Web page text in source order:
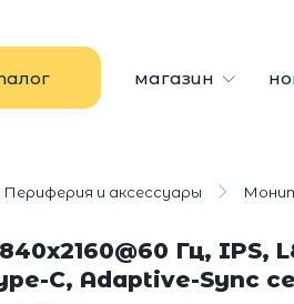
магазин
Периферия и аксессуары
Гц, IPS,
C, Adaptive-Sync